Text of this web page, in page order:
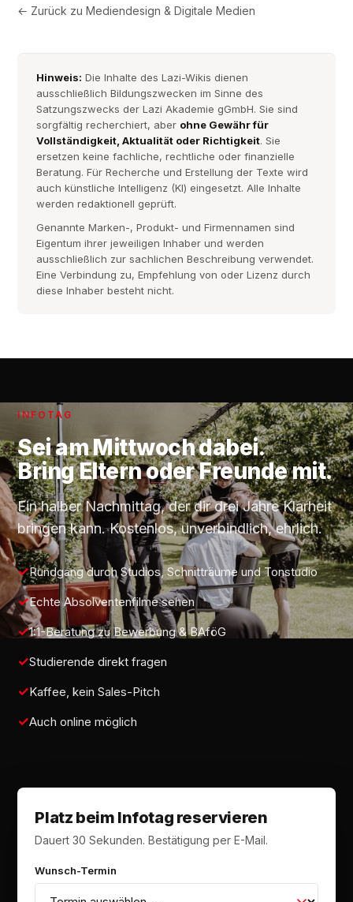
← Zurück zuMediendesign & Digitale Medien
Hinweis: Die Inhalte des Lazi-Wikis dienen
ausschließlich Bildungszwecken im Sinne des
Satzungszwecks der Lazi Akademie gGmbH. Sie sind
sorgfältig recherchiert, aber ohne Gewähr für
Vollständigkeit, Aktualität oder Richtigkeit. Sie
ersetzen keine fachliche, rechtliche oder finanzielle
Beratung. Für Recherche und Erstellung der Texte wird
auch künstliche Intelligenz (KI) eingesetzt. Alle Inhalte
werden redaktionell geprüft.
Genannte Marken-, Produkt- und Firmennamen sind
Eigentum ihrer jeweiligen Inhaber und werden
ausschließlich zur sachlichen Beschreibung verwendet.
Eine Verbindung zu, Empfehlung von oder Lizenz durch
diese Inhaber besteht nicht.
INFOTAG
Sei amMittwochdabei.
Bring Eltern oder Freunde mit.
Ein halber Nachmittag, der dir drei Jahre Klarheit
bringen kann. Kostenlos, unverbindlich, ehrlich.
Rundgang durch Studios, Schnitträume und Tonstudio
Echte Absolventenfilme sehen
1:1-Beratung zu Bewerbung & BAföG
Studierende direkt fragen
Kaffee, kein Sales-Pitch
Auch online möglich
Platz beim Infotag reservieren
Dauert 30 Sekunden. Bestätigung per E-Mail.
Wunsch-Termin